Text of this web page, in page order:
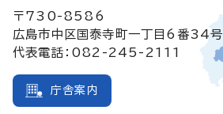
〒730-8586
広島市中区国泰寺町一丁目6番34号
代表電話：082-245-2111
庁舎案内